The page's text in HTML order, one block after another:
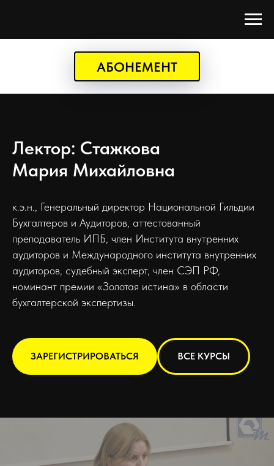
АБОНЕМЕНТ
Лектор: Стажкова
Мария Михайловна
к.э.н., Генеральный директор Национальной Гильдии
Бухгалтеров и Аудиторов, аттестованный
преподаватель ИПБ, член Института внутренних
аудиторов и Международного института внутренних
аудиторов, судебный эксперт, член СЭП РФ,
номинант премии «Золотая истина» в области
бухгалтерской экспертизы.
ЗАРЕГИСТРИРОВАТЬСЯ ВСЕ КУРСЫ